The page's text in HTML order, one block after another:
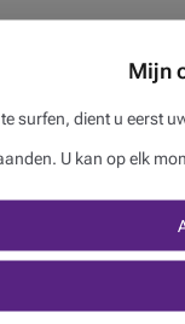
Mijn
surfen, dient u eerst
U kan op elk